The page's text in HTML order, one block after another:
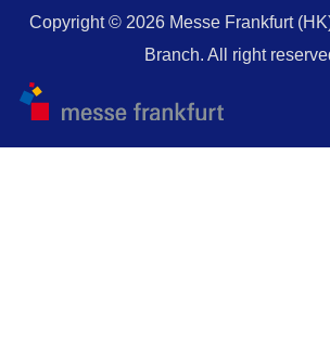
Copyright © 2026 Messe Frankfurt
Branch. All right